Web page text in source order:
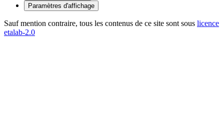
Paramètres d'affichage
Sauf mention contraire, tous les contenus de ce site sont sous licence
etalab-2.0